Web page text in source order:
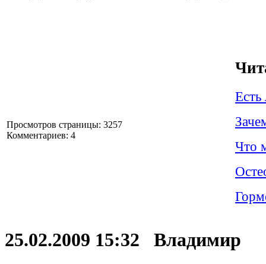
Просмотров страницы: 3257
Комментариев: 4
Есть
Что
25.02.2009 15:32 Владимир